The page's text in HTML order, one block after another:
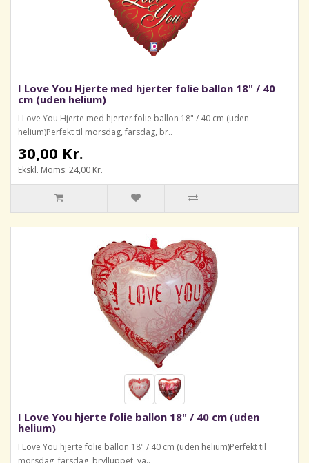
I Love You Hjerte med hjerter folie ballon 18" / 40
cm (uden helium)
I Love You Hjerte med hjerter folie ballon 18" / 40 cm (uden
helium)Perfekt til morsdag, farsdag, br..
30,00 Kr.
Ekskl. Moms: 24,00 Kr.
I Love You hjerte folie ballon 18" / 40 cm (uden
helium)
I Love You hjerte folie ballon 18" / 40 cm (uden helium)Perfekt til
morsdag, farsdag, brylluppet, va..